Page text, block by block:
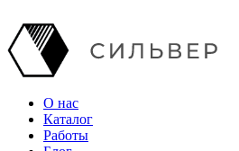
О нас
Каталог
Работы